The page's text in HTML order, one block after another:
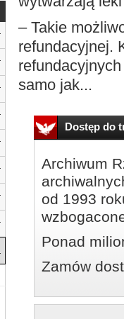
– Takie
refundacyjnej.
samo jak...
Dostęp do
Archiwum
od 1993
Ponad
Zamów